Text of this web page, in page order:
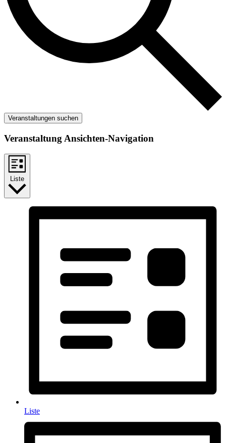
Veranstaltungen suchen
Veranstaltung Ansichten-Navigation
Liste
Liste